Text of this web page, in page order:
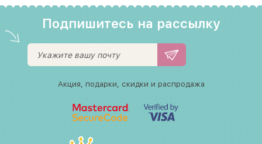
Подпишитесь на рассылку
Акция, подарки, скидки и распродажа